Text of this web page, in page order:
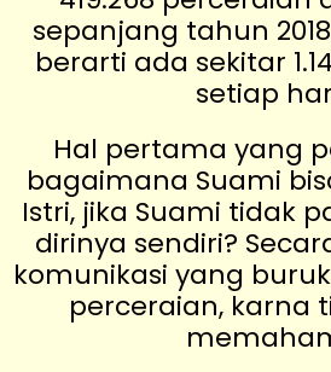
sepanjang tahun
berarti ada sekitar
setiap
Hal pertama yang
bagaimana Suami
Istri, jika Suami tidak
dirinya sendiri?
komunikasi yang
perceraian, karna